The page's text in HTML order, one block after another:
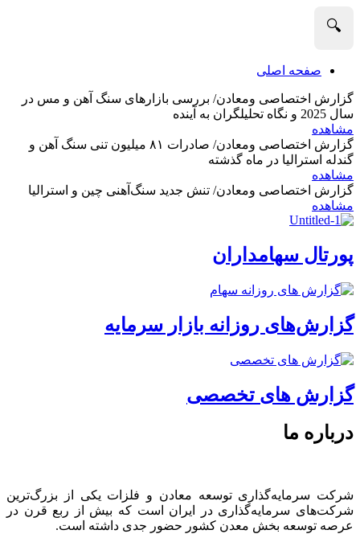
🔍
صفحه اصلی
گزارش اختصاصی ومعادن/ بررسی بازارهای سنگ آهن و مس در
سال 2025 و نگاه تحلیلگران به آینده
مشاهده
گزارش اختصاصی ومعادن/ صادرات ۸۱ میلیون تنی سنگ آهن و
گندله استرالیا در ماه گذشته
مشاهده
گزارش اختصاصی ومعادن/ تنش جدید سنگ‌آهنی چین و استرالیا
مشاهده
پورتال سهامداران
گزارش‌های روزانه بازار سرمایه
گزارش های تخصصی
درباره ما
شرکت سرمایه‌گذاری توسعه معادن و فلزات یکی از بزرگ‌ترین
شرکت‌های سرمایه‌گذاری در ایران است که بیش از ربع قرن در
عرصه توسعه بخش معدن کشور حضور جدی داشته است.